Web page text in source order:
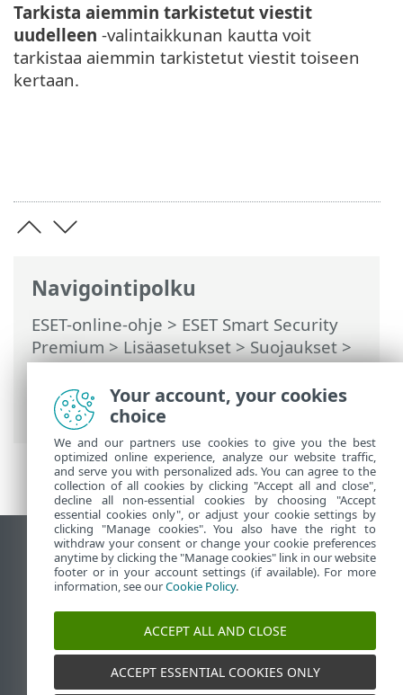
Navigointipolku
ESET-online-ohje > ESET Smart Security
Premium>Lisäasetukset>Suojaukset>
Sähköpostisovelluksen suojaus>
Sähköpostilaatikon suojaus>Integroinnit
> Tarkista viestit uudelleen
Tarkista aiemmin tarkistetut viestit
uudelleen -valintaikkunan kautta voit
tarkistaa aiemmin tarkistetut viestit toiseen
kertaan.
Näytä tietokonesivusto
End of Life
ESET-tietämyskanta
ESET-foorumi
ESET Status Portal
Alueellinen tuki
Your account, your cookies
choice
We and our partners use cookies to give you the best
optimized online experience, analyze our website traffic,
and serve you with personalized ads. You can agree to the
collection of all cookies by clicking "Accept all and close",
decline all non-essential cookies by choosing "Accept
essential cookies only", or adjust your cookie settings by
clicking "Manage cookies". You also have the right to
withdraw your consent or change your cookie preferences
anytime by clicking the "Manage cookies" link in our website
footer or in your account settings (if available). For more
information, see ourCookie Policy.
ACCEPT ALL AND CLOSE
ACCEPT ESSENTIAL COOKIES ONLY